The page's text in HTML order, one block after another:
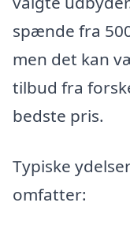
spænde fra
men det kan
tilbud fra
bedste pris.
Typiske
omfatter: